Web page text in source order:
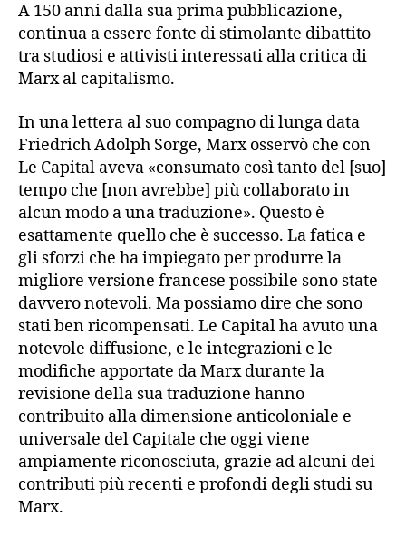
A 150 anni dalla sua prima pubblicazione,
continua a essere fonte di stimolante dibattito
tra studiosi e attivisti interessati alla critica di
Marx al capitalismo.
In una lettera al suo compagno di lunga data
Friedrich Adolph Sorge, Marx osservò che con
Le Capital aveva «consumato così tanto del [suo]
tempo che [non avrebbe] più collaborato in
alcun modo a una traduzione». Questo è
esattamente quello che è successo. La fatica e
gli sforzi che ha impiegato per produrre la
migliore versione francese possibile sono state
davvero notevoli. Ma possiamo dire che sono
stati ben ricompensati. Le Capital ha avuto una
notevole diffusione, e le integrazioni e le
modifiche apportate da Marx durante la
revisione della sua traduzione hanno
contribuito alla dimensione anticoloniale e
universale del Capitale che oggi viene
ampiamente riconosciuta, grazie ad alcuni dei
contributi più recenti e profondi degli studi su
Marx.